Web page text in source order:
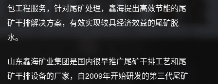
包工程服务，针对尾矿处理，鑫海提出高效节能的尾
矿干排解决方案，有效实现较具经济效益的尾矿脱
水。
山东鑫海矿业集团是国内很早推广尾矿干排工艺和尾
矿干排设备的厂家，自2009年开始研发的第三代尾矿